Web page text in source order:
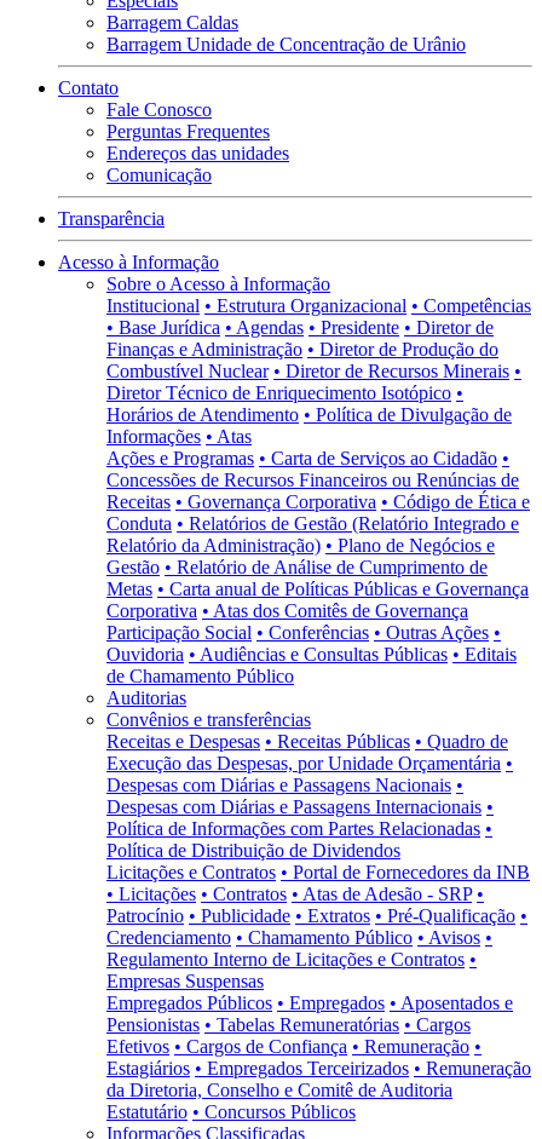
Barragem Caldas
Barragem Unidade de Concentração de Urânio
Contato
Fale Conosco
Perguntas Frequentes
Endereços das unidades
Comunicação
Transparência
Acesso à Informação
Sobre o Acesso à Informação
Institucional • Estrutura Organizacional • Competências
• Base Jurídica • Agendas • Presidente • Diretor de
Finanças e Administração • Diretor de Produção do
Combustível Nuclear • Diretor de Recursos Minerais •
Diretor Técnico de Enriquecimento Isotópico •
Horários de Atendimento • Política de Divulgação de
Informações • Atas
Ações e Programas • Carta de Serviços ao Cidadão •
Concessões de Recursos Financeiros ou Renúncias de
Receitas • Governança Corporativa • Código de Ética e
Conduta • Relatórios de Gestão (Relatório Integrado e
Relatório da Administração) • Plano de Negócios e
Gestão • Relatório de Análise de Cumprimento de
Metas • Carta anual de Políticas Públicas e Governança
Corporativa • Atas dos Comitês de Governança
Participação Social • Conferências • Outras Ações •
Ouvidoria • Audiências e Consultas Públicas • Editais
de Chamamento Público
Auditorias
Convênios e transferências
Receitas e Despesas • Receitas Públicas • Quadro de
Execução das Despesas, por Unidade Orçamentária •
Despesas com Diárias e Passagens Nacionais •
Despesas com Diárias e Passagens Internacionais •
Política de Informações com Partes Relacionadas •
Política de Distribuição de Dividendos
Licitações e Contratos • Portal de Fornecedores da INB
• Licitações • Contratos • Atas de Adesão - SRP •
Patrocínio • Publicidade • Extratos • Pré-Qualificação •
Credenciamento • Chamamento Público • Avisos •
Regulamento Interno de Licitações e Contratos •
Empresas Suspensas
Empregados Públicos • Empregados • Aposentados e
Pensionistas • Tabelas Remuneratórias • Cargos
Efetivos • Cargos de Confiança • Remuneração •
Estagiários • Empregados Terceirizados • Remuneração
da Diretoria, Conselho e Comitê de Auditoria
Estatutário • Concursos Públicos
Informações Classificadas